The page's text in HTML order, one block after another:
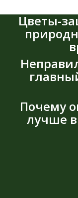
Цветы-
Почему
лучше